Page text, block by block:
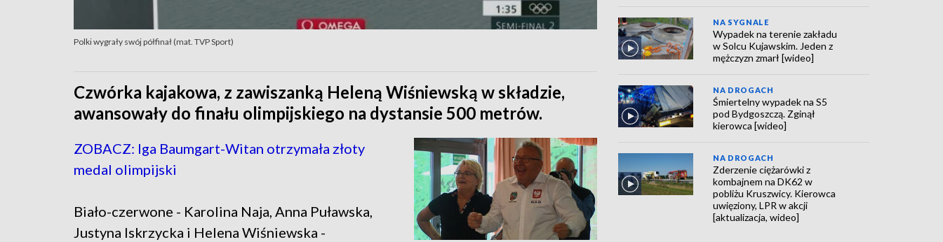
Polki wygrały swój półfinał (mat. TVP Sport)
Czwórka kajakowa, z zawiszanką Heleną Wiśniewską w składzie,
awansowały do finału olimpijskiego na dystansie 500 metrów.
ZOBACZ: Iga Baumgart-Witan otrzymała złoty
medal olimpijski
Biało-czerwone - Karolina Naja, Anna Puławska,
Justyna Iskrzycka i Helena Wiśniewska -
NA SYGNALE
Wypadek na terenie zakładu
w Solcu Kujawskim. Jeden z
mężczyzn zmarł [wideo]
NA DROGACH
Śmiertelny wypadek na S5
pod Bydgoszczą. Zginął
kierowca [wideo]
NA DROGACH
Zderzenie ciężarówki z
kombajnem na DK62 w
pobliżu Kruszwicy. Kierowca
uwięziony, LPR w akcji
[aktualizacja, wideo]